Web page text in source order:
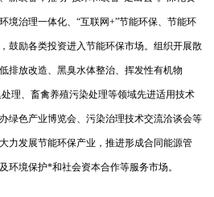
境治理一体化、“互联网+”节能环保、节能环
鼓励各类投资进入节能环保市场。组织开展散
排放改造、黑臭水体整治、挥发性有机物
理、畜禽养殖污染处理等领域先进适用技术
绿色产业博览会、污染治理技术交流洽谈会等
力发展节能环保产业，推进形成合同能源管
环境保护*和社会资本合作等服务市场。